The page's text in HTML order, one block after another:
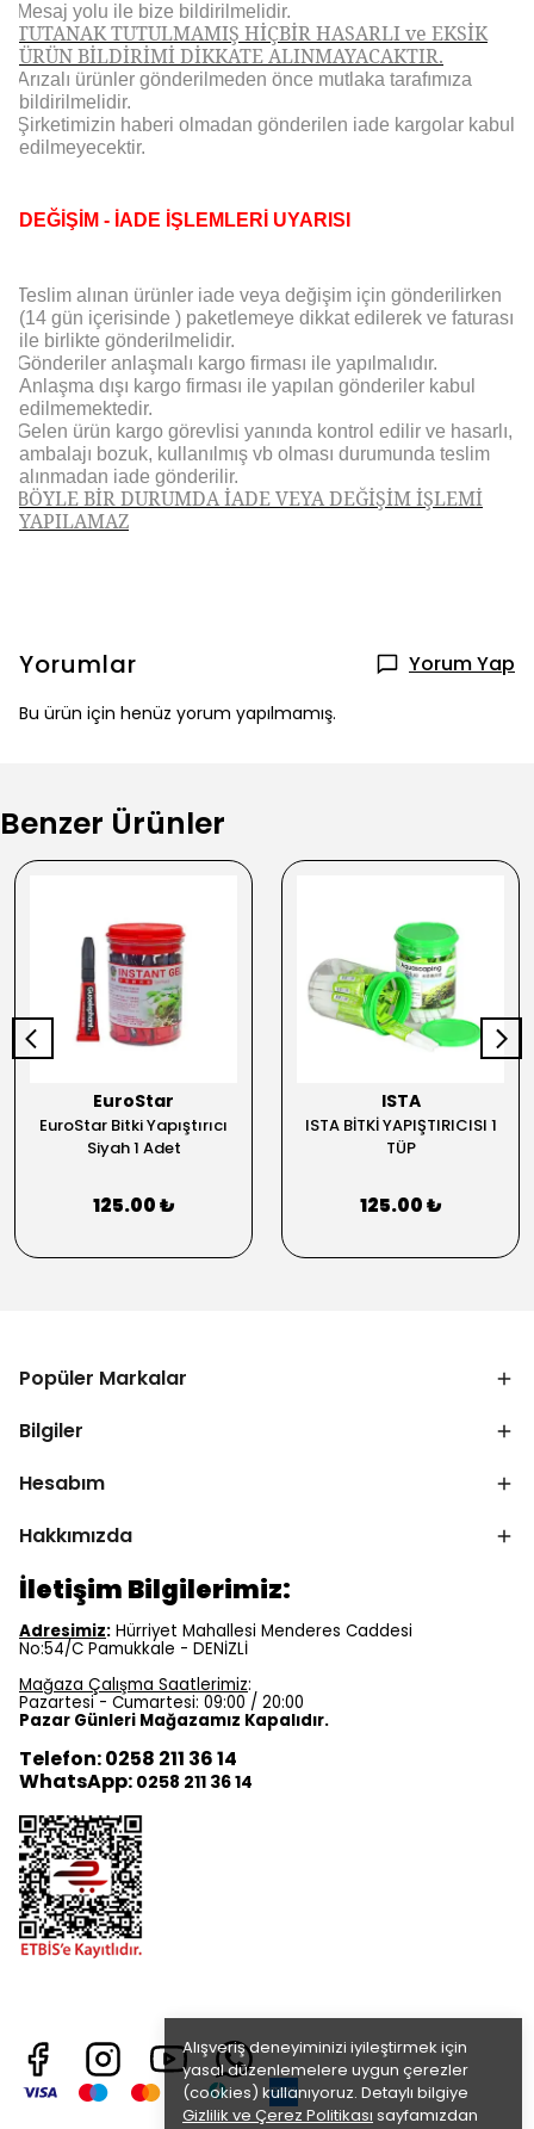
Alışveriş deneyiminizi iyileştirmek için
yasal düzenlemelere uygun çerezler
(cookies) kullanıyoruz. Detaylı bilgiye
Gizlilik ve Çerez Politikası sayfamızdan
Mesaj yolu ile bize bildirilmelidir.
TUTANAK TUTULMAMIŞ HİÇBİR HASARLI ve EKSİK
ÜRÜN BİLDİRİMİ DİKKATE ALINMAYACAKTIR.
Arızalı ürünler gönderilmeden önce mutlaka tarafımıza
bildirilmelidir.
Şirketimizin haberi olmadan gönderilen iade kargolar kabul
edilmeyecektir.
DEĞİŞİM - İADE İŞLEMLERİ UYARISI
Teslim alınan ürünler iade veya değişim için gönderilirken
(14 gün içerisinde ) paketlemeye dikkat edilerek ve faturası
ile birlikte gönderilmelidir.
Gönderiler anlaşmalı kargo firması ile yapılmalıdır.
Anlaşma dışı kargo firması ile yapılan gönderiler kabul
edilmemektedir.
Gelen ürün kargo görevlisi yanında kontrol edilir ve hasarlı,
ambalajı bozuk, kullanılmış vb olması durumunda teslim
alınmadan iade gönderilir.
BÖYLE BİR DURUMDA İADE VEYA DEĞİŞİM İŞLEMİ
YAPILAMAZ
Yorumlar Yorum Yap
Bu ürün için henüz yorum yapılmamış.
Benzer Ürünler
EuroStar
EuroStar Bitki Yapıştırıcı
Siyah 1 Adet
125.00 ₺
ISTA
ISTA BİTKİ YAPIŞTIRICISI 1
TÜP
125.00 ₺
Popüler Markalar
Bilgiler
Hesabım
Hakkımızda
İletişim Bilgilerimiz:
Adresimiz: Hürriyet Mahallesi Menderes Caddesi
No:54/C Pamukkale - DENİZLİ
Mağaza Çalışma Saatlerimiz:
Pazartesi - Cumartesi: 09:00 / 20:00
Pazar Günleri Mağazamız Kapalıdır.
Telefon: 0258 211 36 14
WhatsApp: 0258 211 36 14